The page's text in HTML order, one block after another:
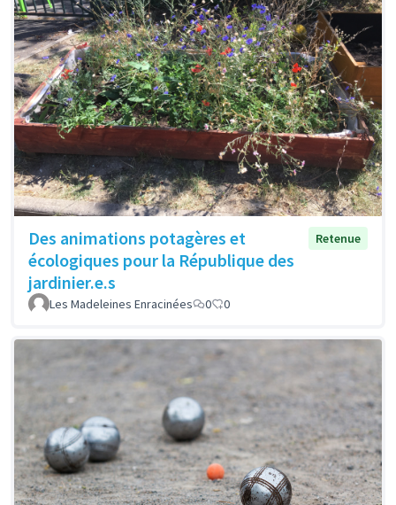
Des animations potagères et
écologiques pour la République des
jardinier.e.s
Retenue
Les Madeleines Enracinées 0 0